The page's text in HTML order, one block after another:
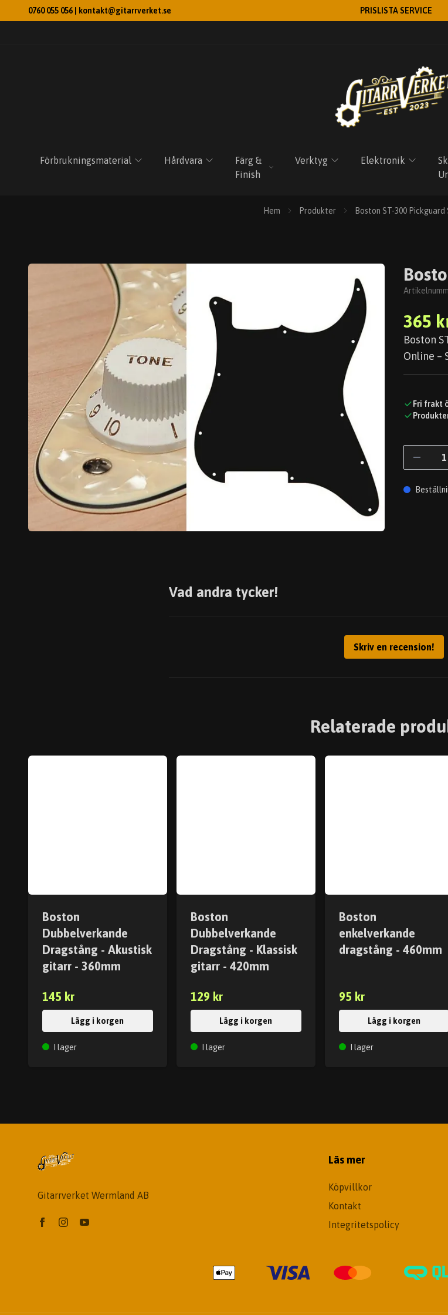
0760 055 056 | kontakt@gitarrverket.se PRISLISTA SERVICE
Förbrukningsmaterial Hårdvara
Färg &
Finish
Verktyg Elektronik
Hem Produkter Boston ST-300
365
Boston
Online –
Fri frakt
Vad andra tycker!
Skriv en recension!
Relaterade
Boston
Dubbelverkande
Dragstång - Akustisk
gitarr - 360mm
145 kr
Lägg i korgen
I lager
Boston
Dubbelverkande
Dragstång - Klassisk
gitarr - 420mm
129 kr
Lägg i korgen
I lager
Boston
enkelverkande
dragstång - 460mm
95 kr
Lägg i korgen
I lager
Gitarrverket Wermland AB
Läs mer
Köpvillkor
Kontakt
Integritetspolicy